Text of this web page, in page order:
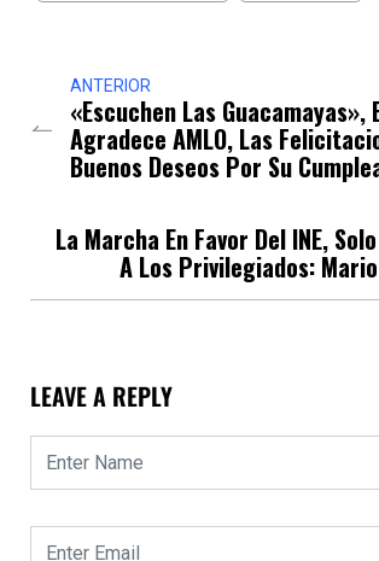
ANTERIOR
«Escuchen Las Guacamayas»,
Agradece AMLO, Las
Buenos Deseos Por Su
La Marcha En Favor Del INE,
A Los Privilegiados:
LEAVE A REPLY